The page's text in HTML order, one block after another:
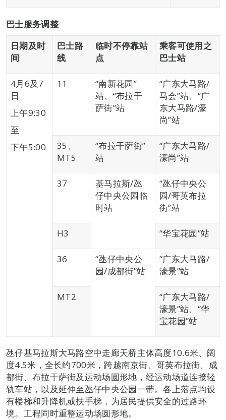
巴士服务调整
日期及时
间
巴士路
线
临时不停靠站
点
乘客可使用之
巴士站
4月6及7
日
上午9:30
至
下午5:00
11
“南新花园”
站、“布拉干
萨街”站
“广东大马路/
马会”站、“广
东大马路/濠
尚”站
35、
MT5
“布拉干萨街”
站
“广东大马路/
濠尚”站
37
基马拉斯/氹
仔中央公园临
时站
“氹仔中央公
园/哥英布拉
街”站
H3 “华宝花园”站
36
“氹仔中央公
园/成都街”站
“广东大马路/
濠景”站
MT2
“广东大马路/
濠景”站、“华
宝花园”站
氹仔基马拉斯大马路空中走廊天桥主体高度10.6米、阔
度4.5米，全长约700米，跨越南京街、哥英布拉街、成
都街、布拉干萨街及运动场圆形地，经运动场道连接轻
轨车站，以及延伸至氹仔中央公园一带。各上落点均设
有楼梯和升降机或扶手梯，为居民提供安全的过路环
境。工程同时重整运动场圆形地。